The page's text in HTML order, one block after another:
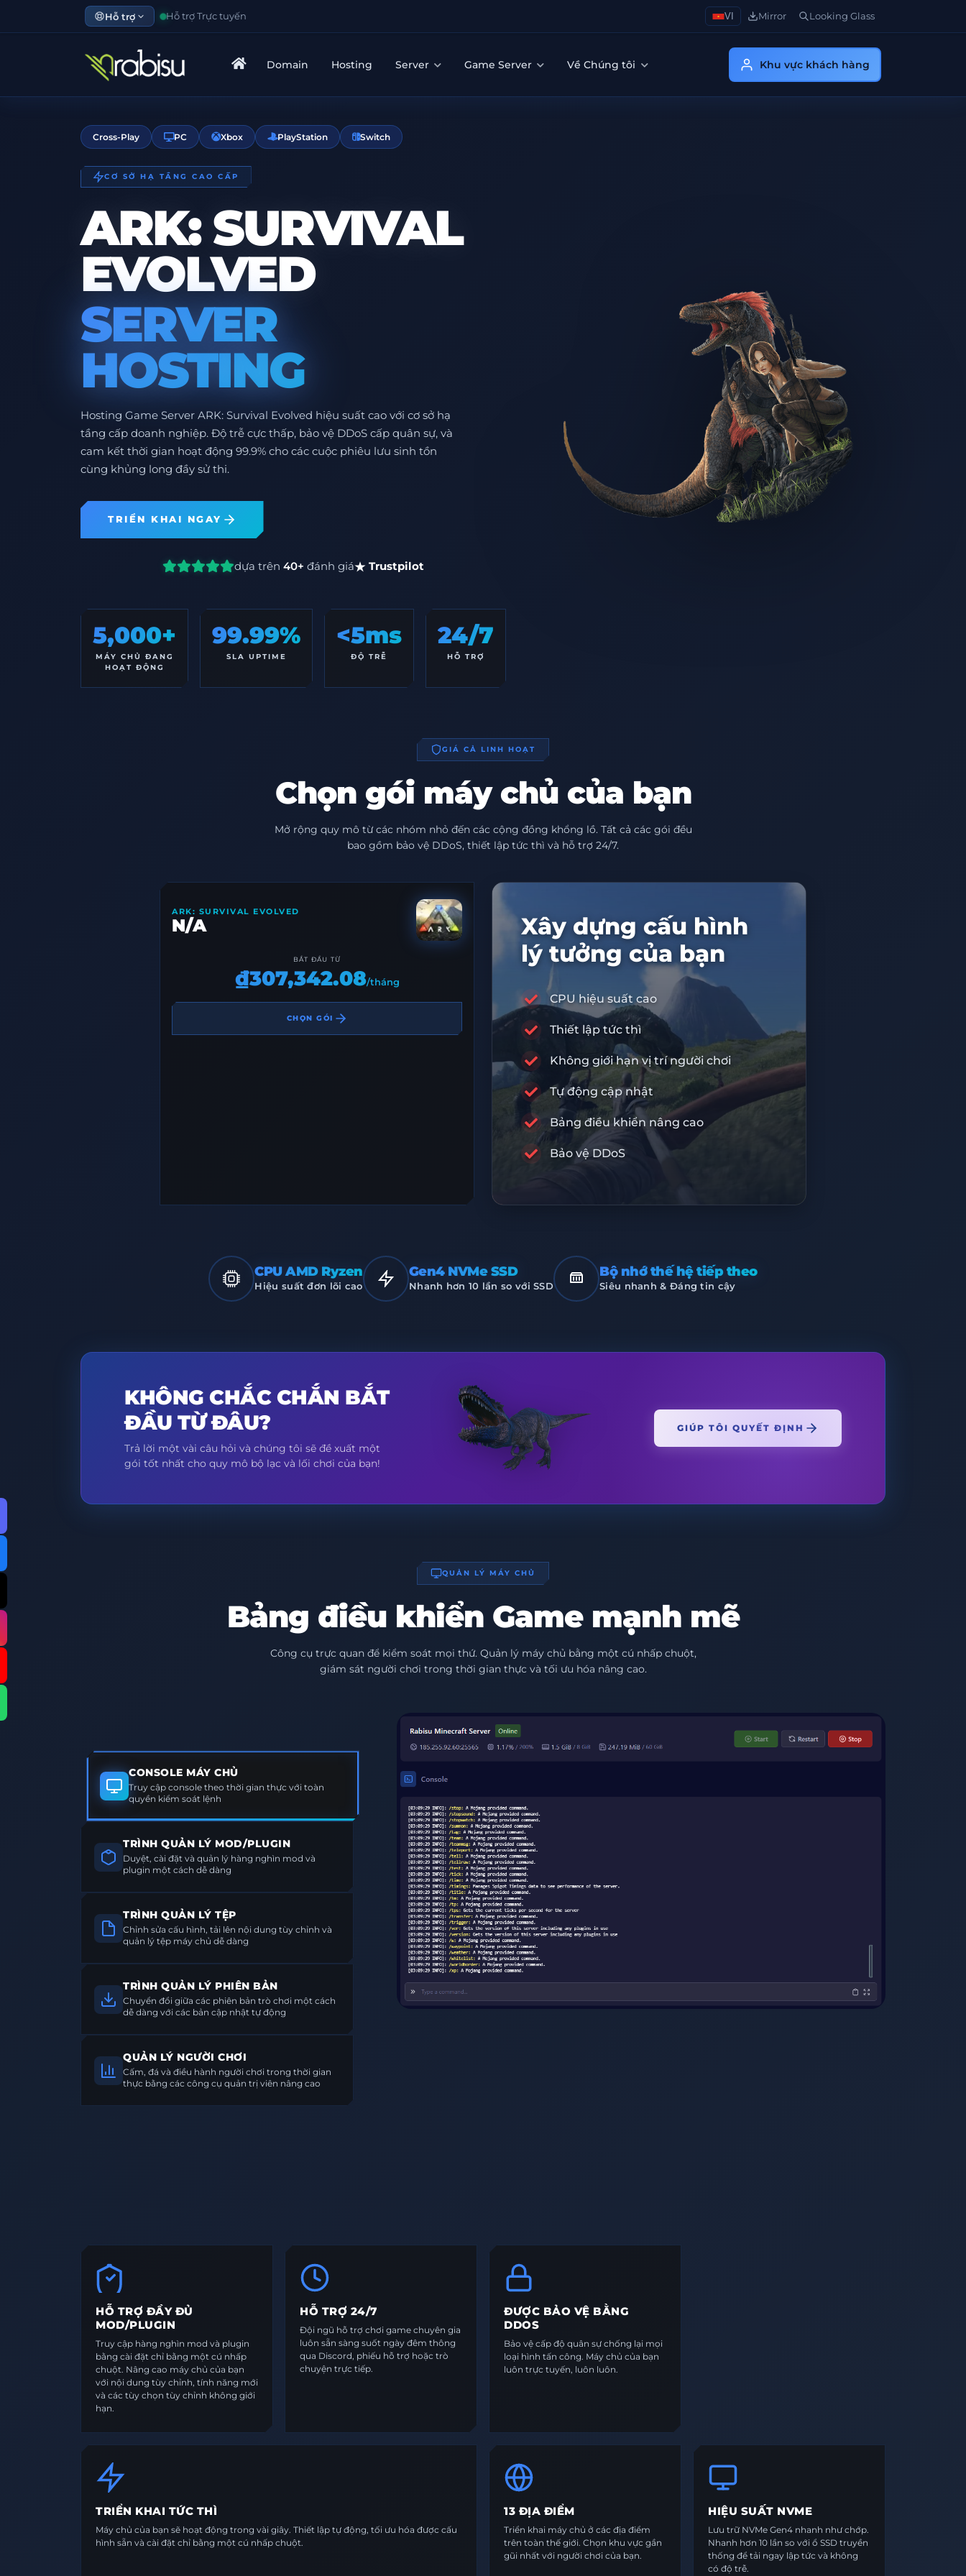
Hỗ trợ Hỗ trợ Trực tuyến VI Mirror Looking Glass
Domain Hosting Server Game Server Về Chúng tôi Khu vực khách hàng
Cross-Play PC Xbox PlayStation Switch
CƠ SỞ HẠ TẦNG CAO CẤP
ARK: SURVIVAL
EVOLVED
SERVER
HOSTING
Hosting Game Server ARK: Survival Evolved hiệu suất cao với cơ sở hạ
tầng cấp doanh nghiệp. Độ trễ cực thấp, bảo vệ DDoS cấp quân sự, và
cam kết thời gian hoạt động 99.9% cho các cuộc phiêu lưu sinh tồn
cùng khủng long đầy sử thi.
TRIỂN KHAI NGAY
dựa trên 40+ đánh giá Trustpilot
5,000+
MÁY CHỦ ĐANG
HOẠT ĐỘNG
99.99%
SLA UPTIME
<5ms
ĐỘ TRỄ
24/7
HỖ TRỢ
GIÁ CẢ LINH HOẠT
Chọn gói máy chủ của bạn
Mở rộng quy mô từ các nhóm nhỏ đến các cộng đồng khổng lồ. Tất cả các gói đều
bao gồm bảo vệ DDoS, thiết lập tức thì và hỗ trợ 24/7.
ARK: SURVIVAL EVOLVED
N/A
BẮT ĐẦU TỪ
₫307,342.08/tháng
CHỌN GÓI
Xây dựng cấu hình
lý tưởng của bạn
CPU hiệu suất cao
Thiết lập tức thì
Không giới hạn vị trí người chơi
Tự động cập nhật
Bảng điều khiển nâng cao
Bảo vệ DDoS
MÃ GIẢM GIÁ 10%
DIS10
RABISU
CƠ SỞ HẠ TẦNG CAO CẤP
CPU AMD Ryzen
Hiệu suất đơn lõi cao
Gen4 NVMe SSD
Nhanh hơn 10 lần so với SSD
Bộ nhớ thế hệ tiếp theo
Siêu nhanh & Đáng tin cậy
KHÔNG CHẮC CHẮN BẮT
ĐẦU TỪ ĐÂU?
Trả lời một vài câu hỏi và chúng tôi sẽ đề xuất một
gói tốt nhất cho quy mô bộ lạc và lối chơi của bạn!
GIÚP TÔI QUYẾT ĐỊNH
QUẢN LÝ MÁY CHỦ
Bảng điều khiển Game mạnh mẽ
Công cụ trực quan để kiểm soát mọi thứ. Quản lý máy chủ bằng một cú nhấp chuột,
giám sát người chơi trong thời gian thực và tối ưu hóa nâng cao.
CONSOLE MÁY CHỦ
Truy cập console theo thời gian thực với toàn
quyền kiểm soát lệnh
TRÌNH QUẢN LÝ MOD/PLUGIN
Duyệt, cài đặt và quản lý hàng nghìn mod và
plugin một cách dễ dàng
TRÌNH QUẢN LÝ TỆP
Chỉnh sửa cấu hình, tải lên nội dung tùy chỉnh và
quản lý tệp máy chủ dễ dàng
TRÌNH QUẢN LÝ PHIÊN BẢN
Chuyển đổi giữa các phiên bản trò chơi một cách
dễ dàng với các bản cập nhật tự động
QUẢN LÝ NGƯỜI CHƠI
Cấm, đá và điều hành người chơi trong thời gian
thực bằng các công cụ quản trị viên nâng cao
HỖ TRỢ ĐẦY ĐỦ
MOD/PLUGIN
Truy cập hàng nghìn mod và plugin
bằng cài đặt chỉ bằng một cú nhấp
chuột. Nâng cao máy chủ của bạn
với nội dung tùy chỉnh, tính năng mới
và các tùy chọn tùy chỉnh không giới
hạn.
HỖ TRỢ 24/7
Đội ngũ hỗ trợ chơi game chuyên gia
luôn sẵn sàng suốt ngày đêm thông
qua Discord, phiếu hỗ trợ hoặc trò
chuyện trực tiếp.
ĐƯỢC BẢO VỆ BẰNG
DDOS
Bảo vệ cấp độ quân sự chống lại mọi
loại hình tấn công. Máy chủ của bạn
luôn trực tuyến, luôn luôn.
TRIỂN KHAI TỨC THÌ
Máy chủ của bạn sẽ hoạt động trong vài giây. Thiết lập tự động, tối ưu hóa được cấu
hình sẵn và cài đặt chỉ bằng một cú nhấp chuột.
13 ĐỊA ĐIỂM
Triển khai máy chủ ở các địa điểm
trên toàn thế giới. Chọn khu vực gần
gũi nhất với người chơi của bạn.
HIỆU SUẤT NVME
Lưu trữ NVMe Gen4 nhanh như chớp.
Nhanh hơn 10 lần so với ổ SSD truyền
thống để tải ngay lập tức và không
có độ trễ.